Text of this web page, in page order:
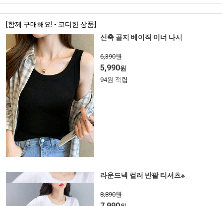
[함께 구매해요! - 코디한 상품]
신축 골지 베이직 이너 나시
6,390원
5,990원
94원 적립
라운드넥 컬러 반팔 티셔츠※
8,890원